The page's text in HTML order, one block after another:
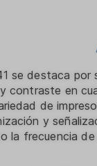
se destaca
contraste en
de
y
la frecuencia